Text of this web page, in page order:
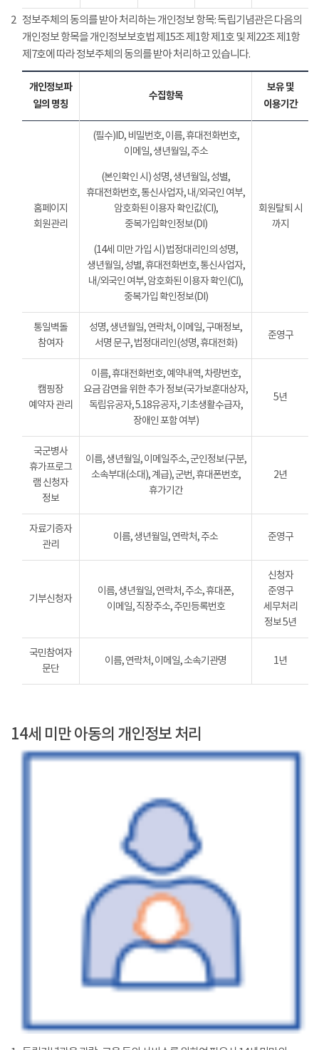
2 정보주체의 동의를 받아 처리하는 개인정보 항목: 독립기념관은 다음의
개인정보 항목을 개인정보보호법 제15조 제1항 제1호 및 제22조 제1항
제7호에 따라 정보주체의 동의를 받아 처리하고 있습니다.
개인정보파
일의 명칭
수집항목
보유 및
이용기간
홈페이지
회원관리
(필수)ID, 비밀번호, 이름, 휴대전화번호,
이메일, 생년월일, 주소
(본인확인 시) 성명, 생년월일, 성별,
휴대전화번호, 통신사업자, 내/외국인 여부,
암호화된 이용자 확인값(CI),
중복가입확인정보(DI)
(14세 미만 가입 시) 법정대리인의 성명,
생년월일, 성별, 휴대전화번호, 통신사업자,
내/외국인 여부, 암호화된 이용자 확인(CI),
중복가입 확인정보(DI)
회원탈퇴 시
까지
통일벽돌
참여자
성명, 생년월일, 연락처, 이메일, 구매정보,
서명 문구, 법정대리인(성명, 휴대전화)
준영구
캠핑장
예약자 관리
이름, 휴대전화번호, 예약내역, 차량번호,
요금 감면을 위한 추가 정보(국가보훈대상자,
독립유공자, 5.18유공자, 기초생활수급자,
장애인 포함 여부)
5년
국군병사
휴가프로그
램 신청자
정보
이름, 생년월일, 이메일주소, 군인정보(구분,
소속부대(소대), 계급), 군번, 휴대폰번호,
휴가기간
2년
자료기증자
관리
이름, 생년월일, 연락처, 주소 준영구
기부신청자
이름, 생년월일, 연락처, 주소, 휴대폰,
이메일, 직장주소, 주민등록번호
신청자
준영구
세무처리
정보 5년
국민참여자
문단
이름, 연락처, 이메일, 소속기관명 1년
14세 미만 아동의 개인정보 처리